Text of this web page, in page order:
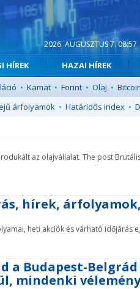
2026. AUGUSZTUS 7. 08:57
HÍREK HAZAI HÍREK
• Kamat • Forint • Olaj •
árfolyamok • Határidős index •
az olajvállalat. The post
hírek, árfolyamok,
heti akciók és várható időjárás
a Budapest-
mindenki